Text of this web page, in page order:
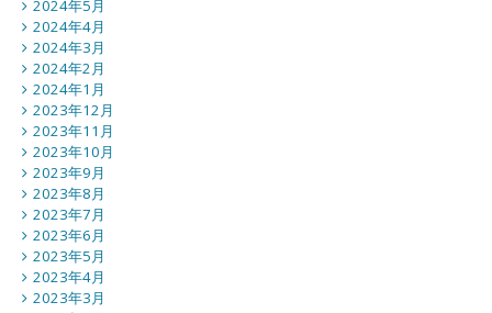
2024年5月
2024年4月
2024年3月
2024年2月
2024年1月
2023年12月
2023年11月
2023年10月
2023年9月
2023年8月
2023年7月
2023年6月
2023年5月
2023年4月
2023年3月